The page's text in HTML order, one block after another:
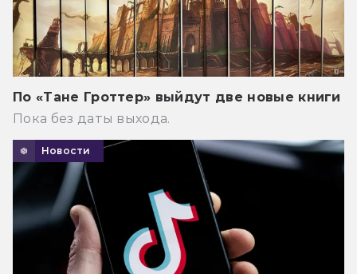
По «Тане Гроттер» выйдут две новые книги
Пока без даты выхода.
Новости